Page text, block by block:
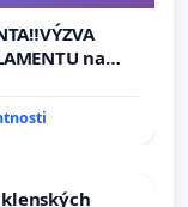
k podání
prezidenta
na
podle §
ústavní